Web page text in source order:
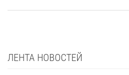
ЛЕНТА НОВОСТЕЙ